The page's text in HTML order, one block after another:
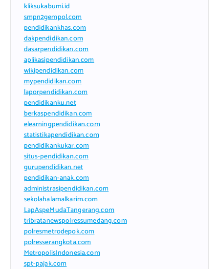
kliksukabumi.id
smpn2gempol.com
pendidikankhas.com
dakpendidikan.com
dasarpendidikan.com
aplikasipendidikan.com
wikipendidikan.com
mypendidikan.com
laporpendidikan.com
pendidikanku.net
berkaspendidikan.com
elearningpendidikan.com
statistikapendidikan.com
pendidikankukar.com
situs-pendidikan.com
gurupendidikan.net
pendidikan-anak.com
administrasipendidikan.com
sekolahalamalkarim.com
LapAspeMudaTangerang.com
tribratanewspolressumedang.com
polresmetrodepok.com
polresserangkota.com
MetropolisIndonesia.com
spt-pajak.com